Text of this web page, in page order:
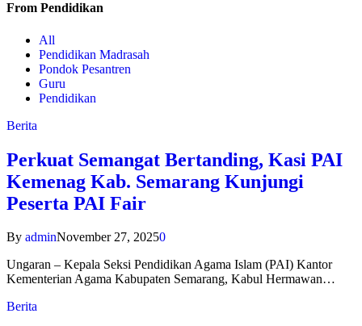
From Pendidikan
All
Pendidikan Madrasah
Pondok Pesantren
Guru
Pendidikan
Berita
Perkuat Semangat Bertanding, Kasi PAI
Kemenag Kab. Semarang Kunjungi
Peserta PAI Fair
By adminNovember 27, 20250
Ungaran – Kepala Seksi Pendidikan Agama Islam (PAI) Kantor
Kementerian Agama Kabupaten Semarang, Kabul Hermawan…
Berita